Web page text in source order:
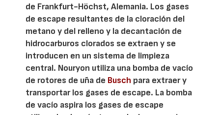
de Frankfurt-Höchst, Alemania. Los gases
de escape resultantes de la cloración del
metano y del relleno y la decantación de
hidrocarburos clorados se extraen y se
introducen en un sistema de limpieza
central. Nouryon utiliza una bomba de vacío
de rotores de uña de Busch para extraer y
transportar los gases de escape. La bomba
de vacío aspira los gases de escape